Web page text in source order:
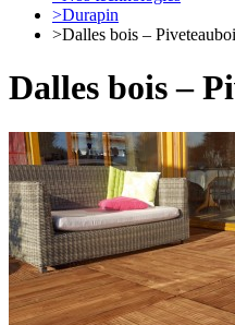
>Durapin
>Dalles bois –
Dalles bois –